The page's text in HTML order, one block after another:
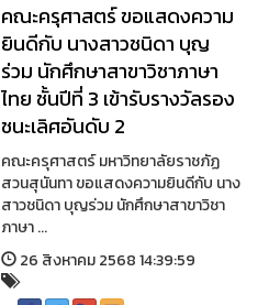
คณะครุศาสตร์ ขอแสดงความ
ยินดีกับ นางสาวชนิดา บุญ
ร่วม นักศึกษาสาขาวิชาภาษา
ไทย ชั้นปีที่ 3 เข้ารับรางวัลรอง
ชนะเลิศอันดับ 2
คณะครุศาสตร์ มหาวิทยาลัยราชภัฏ
สวนสุนันทา ขอแสดงความยินดีกับ นาง
สาวชนิดา บุญร่วม นักศึกษาสาขาวิชา
ภาษา ...
26 สิงหาคม 2568 14:39:59